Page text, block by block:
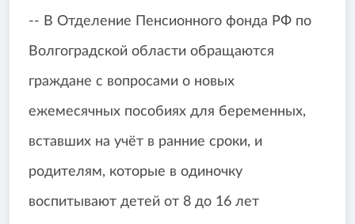
-- В Отделение Пенсионного фонда РФ по
Волгоградской области обращаются
граждане с вопросами о новых
ежемесячных пособиях для беременных,
вставших на учёт в ранние сроки, и
родителям, которые в одиночку
воспитывают детей от 8 до 16 лет